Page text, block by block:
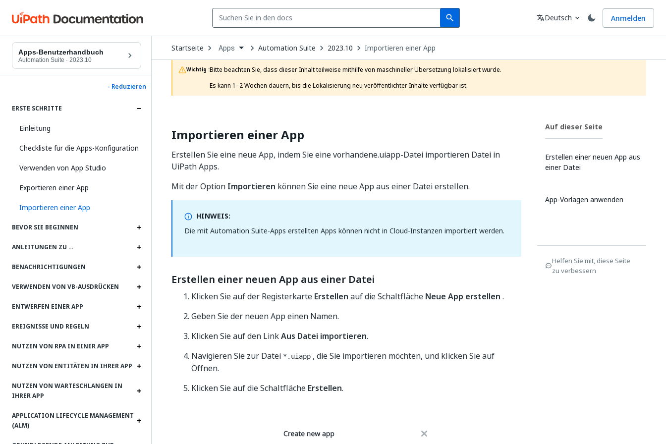
search
Search Sprache
translateDeutsch expand_more Anmelden
Apps-Benutzerhandbuch
Automation Suite · 2023.10
- Reduzieren
ERSTE SCHRITTE
Einleitung
Checkliste für die Apps-Konfiguration
Verwenden von App Studio
Exportieren einer App
Importieren einer App
BEVOR SIE BEGINNEN
ANLEITUNGEN ZU …
BENACHRICHTIGUNGEN
VERWENDEN VON VB-AUSDRÜCKEN
ENTWERFEN EINER APP
EREIGNISSE UND REGELN
NUTZEN VON RPA IN EINER APP
NUTZEN VON ENTITÄTEN IN IHRER APP
NUTZEN VON WARTESCHLANGEN IN
IHRER APP
APPLICATION LIFECYCLE MANAGEMENT
(ALM)
Startseite Open
Dropdown
to
choose
product
Apps Automation Suite 2023.10 Importieren einer App
Wichtig :Bitte beachten Sie, dass dieser Inhalt teilweise mithilfe von maschineller Übersetzung lokalisiert wurde.
Es kann 1–2 Wochen dauern, bis die Lokalisierung neu veröffentlichter Inhalte verfügbar ist.
Importieren einer App
Erstellen Sie eine neue App, indem Sie eine vorhandene.uiapp-Datei importieren Datei in
UiPath Apps.
Mit der Option Importieren können Sie eine neue App aus einer Datei erstellen.
HINWEIS:
Die mit Automation Suite-Apps erstellten Apps können nicht in Cloud-Instanzen importiert werden.
Erstellen einer neuen App aus einer Datei
Klicken Sie auf der Registerkarte Erstellen auf die Schaltfläche Neue App erstellen .
Geben Sie der neuen App einen Namen.
Klicken Sie auf den LinkAus Datei importieren.
Navigieren Sie zur Datei *.uiapp , die Sie importieren möchten, und klicken Sie auf
Öffnen.
Klicken Sie auf die Schaltfläche Erstellen.
Auf dieser Seite
Erstellen einer neuen App aus
einer Datei
App-Vorlagen anwenden
Helfen Sie mit, diese Seite
zu verbessern